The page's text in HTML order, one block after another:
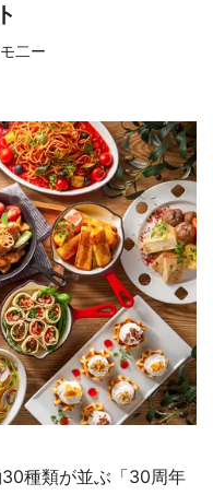
二ー
種類が並ぶ「30周年